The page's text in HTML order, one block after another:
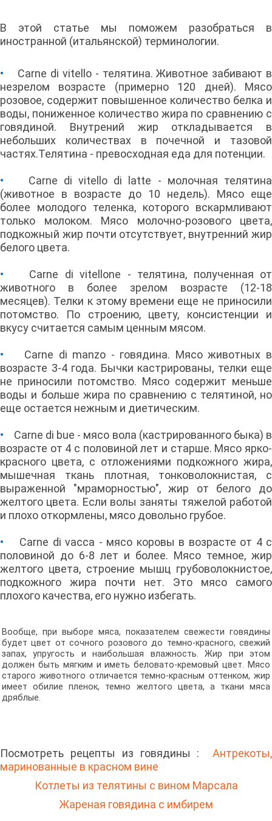
В этой статье мы поможем разобраться в
иностранной (итальянской) терминологии.
• Carne di vitello - телятина. Животное забивают в
незрелом возрасте (примерно 120 дней). Мясо
розовое, содержит повышенное количество белка и
воды, пониженное количество жира по сравнению с
говядиной. Внутрений жир откладывается в
небольших количествах в почечной и тазовой
частях.Телятина - превосходная еда для потенции.
• Carne di vitello di latte - молочная телятина
(животное в возрасте до 10 недель). Мясо еще
более молодого теленка, которого вскармливают
только молоком. Мясо молочно-розового цвета,
подкожный жир почти отсутствует, внутренний жир
белого цвета.
• Carne di vitellone - телятина, полученная от
животного в более зрелом возрасте (12-18
месяцев). Телки к этому времени еще не приносили
потомство. По строению, цвету, консистенции и
вкусу считается самым ценным мясом.
•
Carne di manzo - говядина. Мясо животных в
возрасте 3-4 года. Бычки кастрированы, телки еще
не приносили потомство. Мясо содержит меньше
воды и больше жира по сравнению с телятиной, но
еще остается нежным и диетическим.
•
Carne di bue - мясо вола (кастрированного быка) в
возрасте от 4 с половиной лет и старше. Мясо ярко-
красного цвета, с отложениями подкожного жира,
мышечная ткань плотная, тонковолокнистая, с
выраженной "мраморностью", жир от белого до
желтого цвета. Если волы заняты тяжелой работой
и плохо откормлены, мясо довольно грубое.
• Carne di vacca - мясо коровы в возрасте от 4 с
половиной до 6-8 лет и более. Мясо темное, жир
желтого цвета, строение мышц грубоволокнистое,
подкожного жира почти нет. Это мясо самого
плохого качества, его нужно избегать.
Вообще, при выборе мяса, показателем свежести говядины
будет цвет от сочного розового до темно-красного, свежий
запах, упругость и наибольшая влажность. Жир при этом
должен быть мягким и иметь беловато-кремовый цвет. Мясо
старого животного отличается темно-красным оттенком, жир
имеет обилие пленок, темно желтого цвета, а ткани мяса
дряблые.
Посмотреть рецепты из говядины : Антрекоты,
маринованные в красном вине
Котлеты из телятины с вином Марсала
Жареная говядина с имбирем